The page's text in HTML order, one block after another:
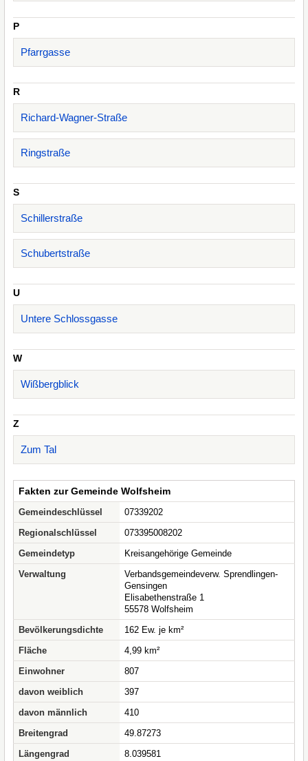
P
Pfarrgasse
R
Richard-Wagner-Straße
Ringstraße
S
Schillerstraße
Schubertstraße
U
Untere Schlossgasse
W
Wißbergblick
Z
Zum Tal
Fakten zur Gemeinde Wolfsheim
Gemeindeschlüssel
07339202
Regionalschlüssel
073395008202
Gemeindetyp
Kreisangehörige Gemeinde
Verwaltung
Verbandsgemeindeverw. Sprendlingen-
Gensingen
Elisabethenstraße 1
55578 Wolfsheim
Bevölkerungsdichte
162 Ew. je km²
Fläche
4,99 km²
Einwohner
807
davon weiblich
397
davon männlich
410
Breitengrad
49.87273
Längengrad
8.039581